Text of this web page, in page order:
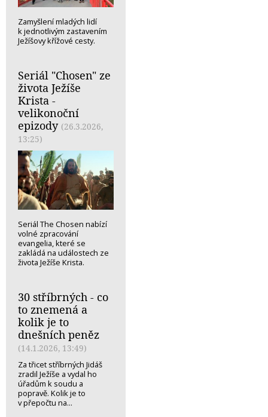
Zamyšlení mladých lidí
k jednotlivým zastavením
Ježíšovy křížové cesty.
Seriál "Chosen" ze
života Ježíše
Krista -
velikonoční
epizody (26.3.2026,
13:25)
Seriál The Chosen nabízí
volné zpracování
evangelia, které se
zakládá na událostech ze
života Ježíše Krista.
30 stříbrných - co
to znemená a
kolik je to
dnešních peněz
(14.1.2026, 13:49)
Za třicet stříbrných Jidáš
zradil Ježíše a vydal ho
úřadům k soudu a
popravě. Kolik je to
v přepočtu na...